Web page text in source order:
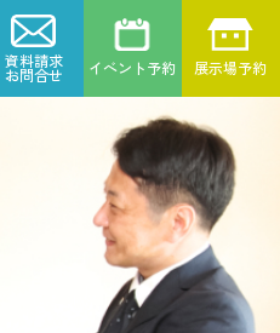
資料請求
お問合せ イベント予約 展示場予約